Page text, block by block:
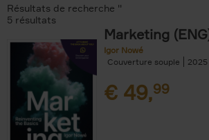
Résultats de recherche ''
5 résultats
Marketing
Igor Nowé
Couverture souple
2025
€ 49,99